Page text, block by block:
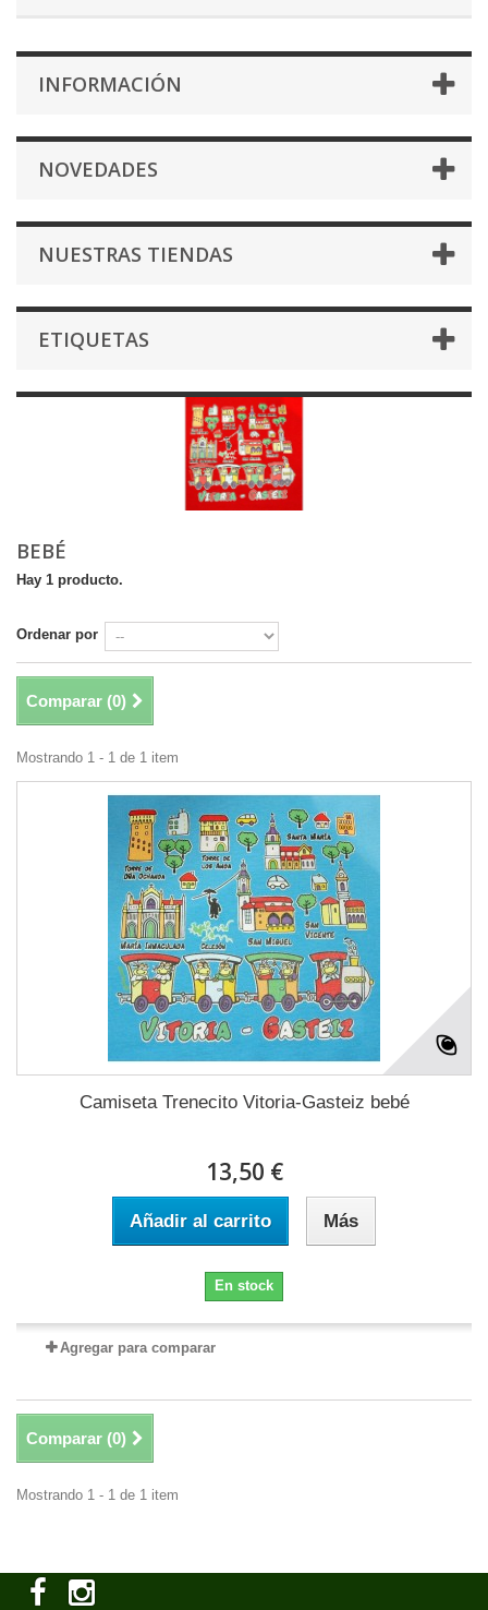
INFORMACIÓN
NOVEDADES
NUESTRAS TIENDAS
ETIQUETAS
BEBÉ
Hay 1 producto.
Ordenar por
Comparar (0)
Mostrando 1 - 1 de 1 item
Camiseta Trenecito Vitoria-Gasteiz bebé
13,50 €
Añadir al carrito Más
En stock
Agregar para comparar
Comparar (0)
Mostrando 1 - 1 de 1 item